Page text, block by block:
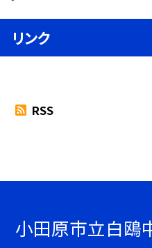
リンク
RSS
小田原市立白鴎